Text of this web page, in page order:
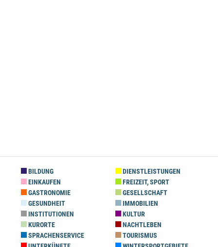
BILDUNG
DIENSTLEISTUNGEN
EINKAUFEN
FREIZEIT, SPORT
GASTRONOMIE
GESELLSCHAFT
GESUNDHEIT
IMMOBILIEN
INSTITUTIONEN
KULTUR
KURORTE
NACHTLEBEN
SPRACHENSERVICE
TOURISMUS